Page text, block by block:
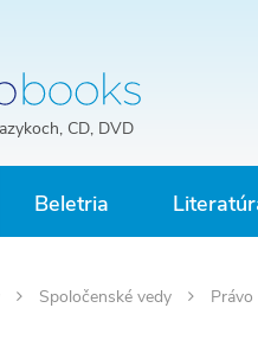
CD, DVD
Beletria
Spoločenské vedy Právo